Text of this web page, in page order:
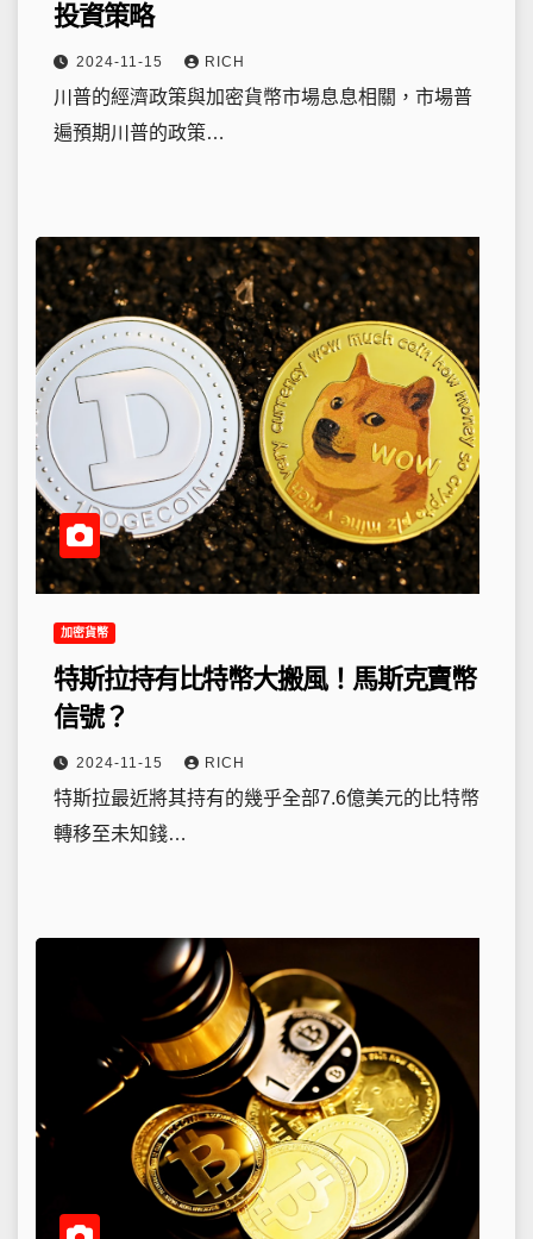
投資策略
2024-11-15 RICH
川普的經濟政策與加密貨幣市場息息相關，市場普
遍預期川普的政策…
加密貨幣
特斯拉持有比特幣大搬風！馬斯克賣幣
信號？
2024-11-15 RICH
特斯拉最近將其持有的幾乎全部7.6億美元的比特幣
轉移至未知錢…